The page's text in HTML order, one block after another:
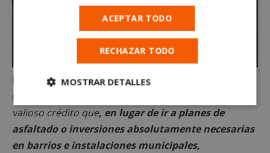
La Concejal de Hacienda de Alcorcón lamentaba el
destino de esta cuantía económica
valioso crédito que, en lugar de ir a planes de
asfaltado o inversiones absolutamente necesarias
en barrios e instalaciones municipales,
ACEPTAR TODO
RECHAZAR TODO
MOSTRAR DETALLES
Cookies
estrictamente
necesarias
Cookies de
rendimiento